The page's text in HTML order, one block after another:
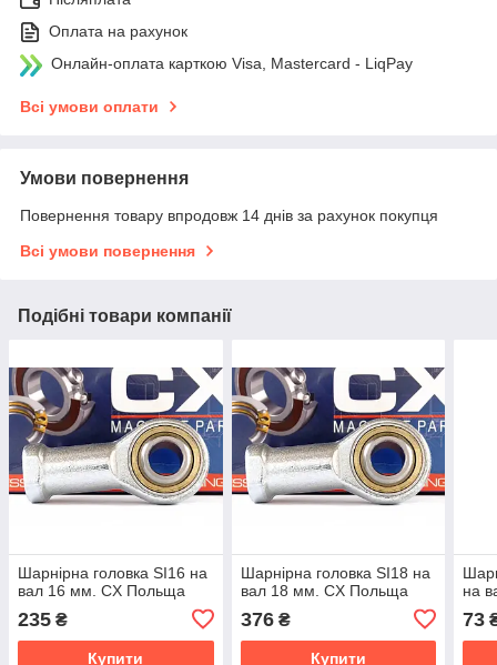
Оплата на рахунок
Онлайн-оплата карткою Visa, Mastercard - LiqPay
Всі умови оплати
Умови повернення
Повернення товару впродовж 14 днів за рахунок покупця
Всі умови повернення
Подібні товари компанії
Шарнірна головка SI16 на
вал 16 мм. CX Польща
235 ₴
Купити
Шарнірна головка SI18 на
вал 18 мм. CX Польща
376₴
Купити
на
73